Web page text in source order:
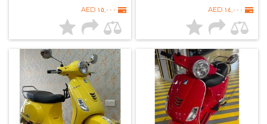
١٤,٠٠٠ AED
١٥,٠٠٠ AED